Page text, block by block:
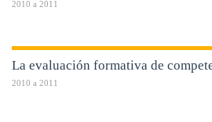
2010 a 2011
La evaluación formativa de
2010 a 2011